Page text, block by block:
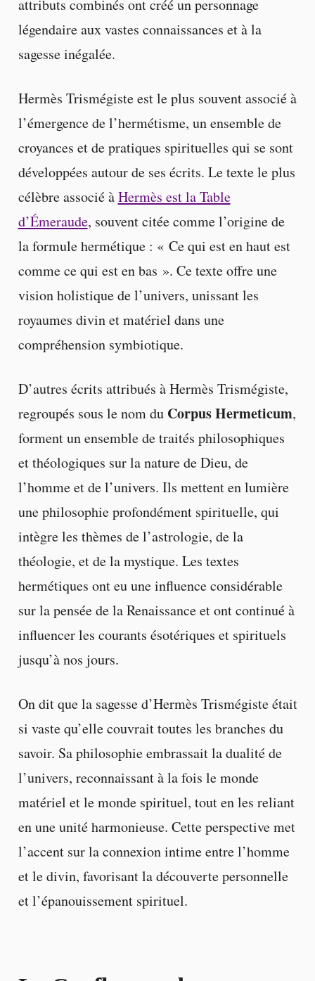
attributs combinés ont créé un personnage
légendaire aux vastes connaissances et à la
sagesse inégalée.
Hermès Trismégiste est le plus souvent associé à
l’émergence de l’hermétisme, un ensemble de
croyances et de pratiques spirituelles qui se sont
développées autour de ses écrits. Le texte le plus
célèbre associé àHermès est la Table
d’Émeraude, souvent citée comme l’origine de
la formule hermétique : « Ce qui est en haut est
comme ce qui est en bas ». Ce texte offre une
vision holistique de l’univers, unissant les
royaumes divin et matériel dans une
compréhension symbiotique.
D’autres écrits attribués à Hermès Trismégiste,
regroupés sous le nom du Corpus Hermeticum,
forment un ensemble de traités philosophiques
et théologiques sur la nature de Dieu, de
l’homme et de l’univers. Ils mettent en lumière
une philosophie profondément spirituelle, qui
intègre les thèmes de l’astrologie, de la
théologie, et de la mystique. Les textes
hermétiques ont eu une influence considérable
sur la pensée de la Renaissance et ont continué à
influencer les courants ésotériques et spirituels
jusqu’à nos jours.
On dit que la sagesse d’Hermès Trismégiste était
si vaste qu’elle couvrait toutes les branches du
savoir. Sa philosophie embrassait la dualité de
l’univers, reconnaissant à la fois le monde
matériel et le monde spirituel, tout en les reliant
en une unité harmonieuse. Cette perspective met
l’accent sur la connexion intime entre l’homme
et le divin, favorisant la découverte personnelle
et l’épanouissement spirituel.